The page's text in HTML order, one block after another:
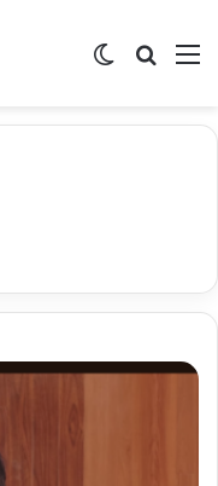
Dış